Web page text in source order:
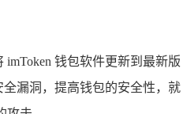
钱包软件更新到最新版
漏洞，提高钱包的安全性，就